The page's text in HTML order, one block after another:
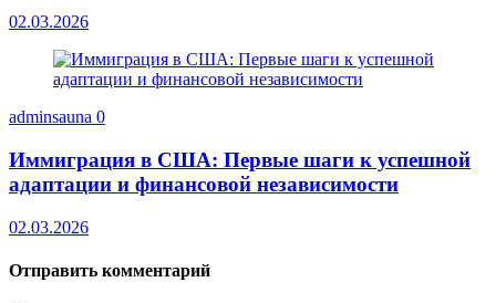
02.03.2026
adminsauna 0
Иммиграция в США: Первые шаги к успешной
адаптации и финансовой независимости
02.03.2026
Отправить комментарий